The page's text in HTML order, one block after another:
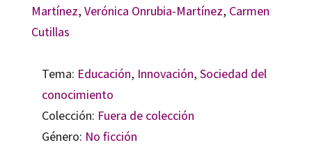
Martínez, Verónica Onrubia-Martínez, Carmen
Cutillas
Tema: Educación, Innovación, Sociedad del
conocimiento
Colección: Fuera de colección
Género: No ficción